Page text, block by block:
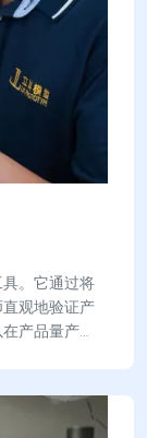
。它通过将
观地验证产
产品量产